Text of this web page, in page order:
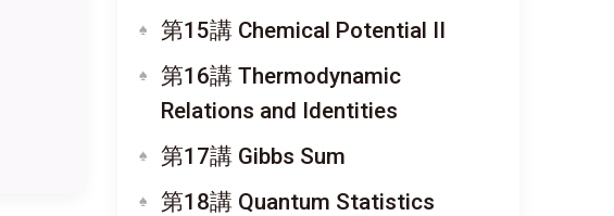
第15講 Chemical Potential II
第16講 Thermodynamic
Relations and Identities
第17講 Gibbs Sum
第18講 Quantum Statistics